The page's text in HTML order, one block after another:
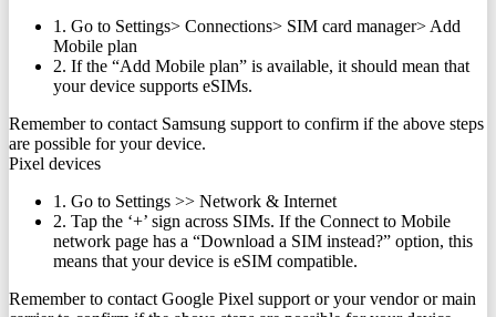
1. Go to Settings> Connections> SIM card manager> Add
Mobile plan
2. If the “Add Mobile plan” is available, it should mean that
your device supports eSIMs.
Remember to contact Samsung support to confirm if the above steps
are possible for your device.
Pixel devices
1. Go to Settings >> Network & Internet
2. Tap the ‘+’ sign across SIMs. If the Connect to Mobile
network page has a “Download a SIM instead?” option, this
means that your device is eSIM compatible.
Remember to contact Google Pixel support or your vendor or main